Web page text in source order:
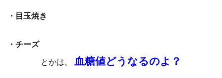
・目玉焼き
・チーズ
とかは、
血糖値どうなるのよ？